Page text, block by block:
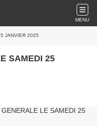
MENU
JANVIER 2025
SAMEDI 25